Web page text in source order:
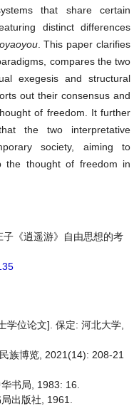
that share certain
distinct differences
. This paper clarifies
compares the two
exegesis and structural
out their consensus and
of freedom. It further
the two interpretative
society, aiming to
the thought of freedom in
《逍遥游》自由思想的考
学位论文]. 保定: 河北大学,
族博览, 2021(14): 208-21
书局, 1983: 16.
出版社, 1961.